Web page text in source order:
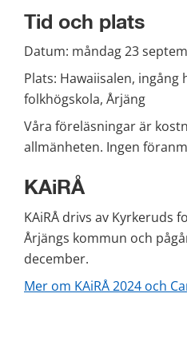
Tid och plats
Datum: måndag 23
Plats: Hawaiisalen, ingång
folkhögskola, Årjäng
Våra föreläsningar är
allmänheten. Ingen
KAiRÅ
KAiRÅ drivs av Kyrkeruds
Årjängs kommun och
december.
Mer om KAiRÅ 2024 och